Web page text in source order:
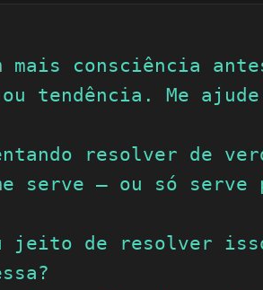
mais consciência
tendência. Me
resolver de
serve — ou só serve
jeito de resolver